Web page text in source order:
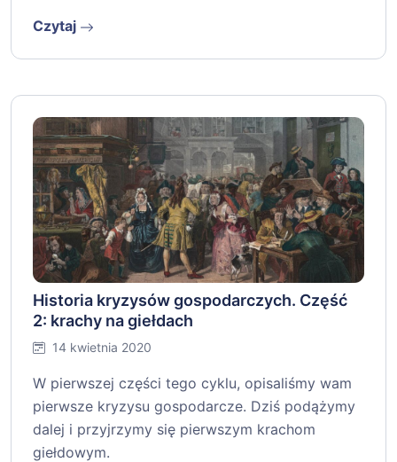
Czytaj
Historia kryzysów gospodarczych. Część
2: krachy na giełdach
14 kwietnia 2020
W pierwszej części tego cyklu, opisaliśmy wam
pierwsze kryzysu gospodarcze. Dziś podążymy
dalej i przyjrzymy się pierwszym krachom
giełdowym.